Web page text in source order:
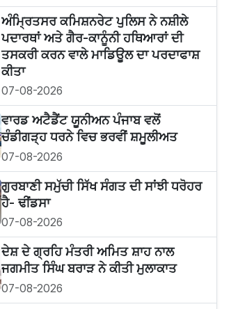
ਅੰਮ੍ਰਿਤਸਰ ਕਮਿਸ਼ਨਰੇਟ ਪੁਲਿਸ ਨੇ ਨਸ਼ੀਲੇ
ਪਦਾਰਥਾਂ ਅਤੇ ਗੈਰ-ਕਾਨੂੰਨੀ ਹਥਿਆਰਾਂ ਦੀ
ਤਸਕਰੀ ਕਰਨ ਵਾਲੇ ਮਾਡਿਊਲ ਦਾ ਪਰਦਾਫਾਸ਼
ਕੀਤਾ
07-08-2026
ਵਾਰਡ ਅਟੈਡੈਂਟ ਯੂਨੀਅਨ ਪੰਜਾਬ ਵਲੋਂ
ਚੰਡੀਗੜ੍ਹ ਧਰਨੇ ਵਿਚ ਭਰਵੀਂ ਸ਼ਮੂਲੀਅਤ
07-08-2026
ਗੁਰਬਾਣੀ ਸਮੁੱਚੀ ਸਿੱਖ ਸੰਗਤ ਦੀ ਸਾਂਝੀ ਧਰੋਹਰ
ਹੈ- ਢੀਂਡਸਾ
07-08-2026
ਦੇਸ਼ ਦੇ ਗ੍ਰਹਿ ਮੰਤਰੀ ਅਮਿਤ ਸ਼ਾਹ ਨਾਲ
ਜਗਮੀਤ ਸਿੰਘ ਬਰਾੜ ਨੇ ਕੀਤੀ ਮੁਲਾਕਾਤ
07-08-2026